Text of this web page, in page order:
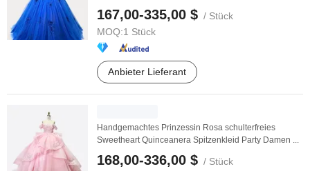
167,00-335,00 $ / Stück
MOQ:1 Stück
Anbieter Lieferant
Handgemachtes Prinzessin Rosa schulterfreies
Sweetheart Quinceanera Spitzenkleid Party Damen ...
168,00-336,00 $ / Stück